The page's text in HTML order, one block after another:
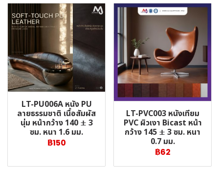
LT-PU006A หนัง PU
ลายธรรมชาติ เนื้อสัมผัส
นุ่ม หน้ากว้าง 140 ± 3
ซม. หนา 1.6 มม.
฿150
LT-PVC003 หนังเทียม
PVC ผิวเงา Bicast หน้า
กว้าง 145 ± 3 ซม. หนา
0.7 มม.
฿62